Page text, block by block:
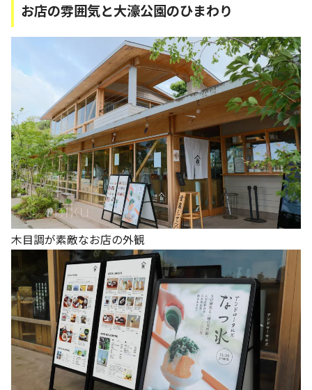
お店の雰囲気と大濠公園のひまわり
木目調が素敵なお店の外観